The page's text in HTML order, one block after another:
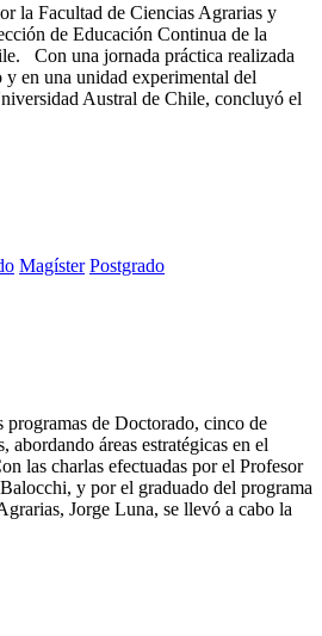
la Facultad de Ciencias Agrarias y
de Educación Continua de la
Con una jornada práctica realizada
en una unidad experimental del
Austral de Chile, concluyó el
Magíster Postgrado
programas de Doctorado, cinco de
áreas estratégicas en el
las charlas efectuadas por el Profesor
y por el graduado del programa
Jorge Luna, se llevó a cabo la